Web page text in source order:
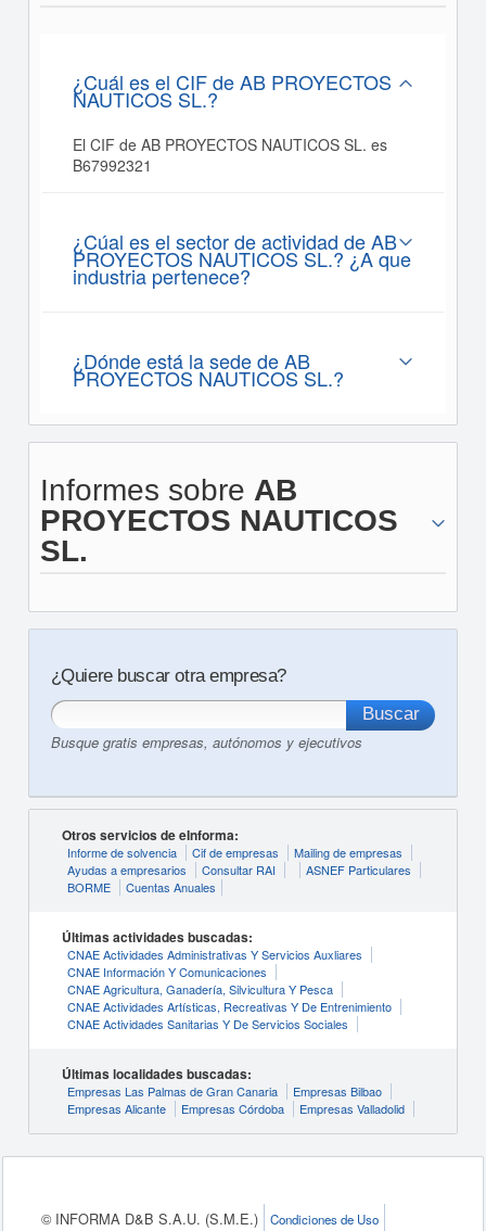
¿Cuál es el CIF de AB PROYECTOS
NAUTICOS SL.?
El CIF de AB PROYECTOS NAUTICOS SL. es
B67992321
¿Cúal es el sector de actividad de AB
PROYECTOS NAUTICOS SL.? ¿A que
industria pertenece?
¿Dónde está la sede de AB
PROYECTOS NAUTICOS SL.?
Informes sobre AB
PROYECTOS NAUTICOS
SL.
¿Quiere buscar otra empresa?
Busque gratis empresas, autónomos y ejecutivos
Otros servicios de eInforma:
Informe de solvencia Cif de empresas
Mailing de empresas
Ayudas a empresarios
Consultar RAI
ASNEF Particulares
BORME
Cuentas Anuales
Últimas actividades buscadas:
CNAE Actividades Administrativas Y Servicios Auxliares
CNAE Información Y Comunicaciones
CNAE Agricultura, Ganadería, Silvicultura Y Pesca
CNAE Actividades Artísticas, Recreativas Y De Entrenimiento
CNAE Actividades Sanitarias Y De Servicios Sociales
Últimas localidades buscadas:
Empresas Las Palmas de Gran Canaria
Empresas Bilbao
Empresas Alicante
Empresas Córdoba Empresas Valladolid
© INFORMA D&B S.A.U. (S.M.E.) Condiciones de Uso